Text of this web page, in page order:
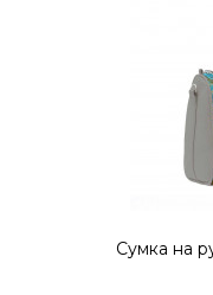
Сумка на